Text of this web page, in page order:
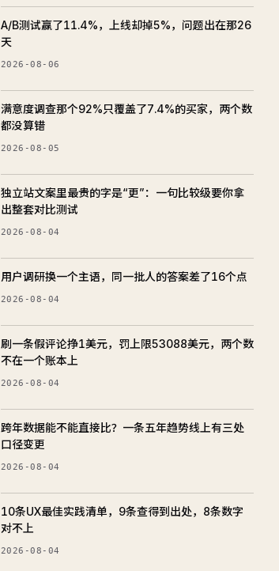
A/B测试赢了11.4%，上线却掉5%，问题出在那26
天
2026-08-06
满意度调查那个92%只覆盖了7.4%的买家，两个数
都没算错
2026-08-05
独立站文案里最贵的字是“更”：一句比较级要你拿
出整套对比测试
2026-08-04
用户调研换一个主语，同一批人的答案差了16个点
2026-08-04
刷一条假评论挣1美元，罚上限53088美元，两个数
不在一个账本上
2026-08-04
跨年数据能不能直接比？一条五年趋势线上有三处
口径变更
2026-08-04
10条UX最佳实践清单，9条查得到出处，8条数字
对不上
2026-08-04